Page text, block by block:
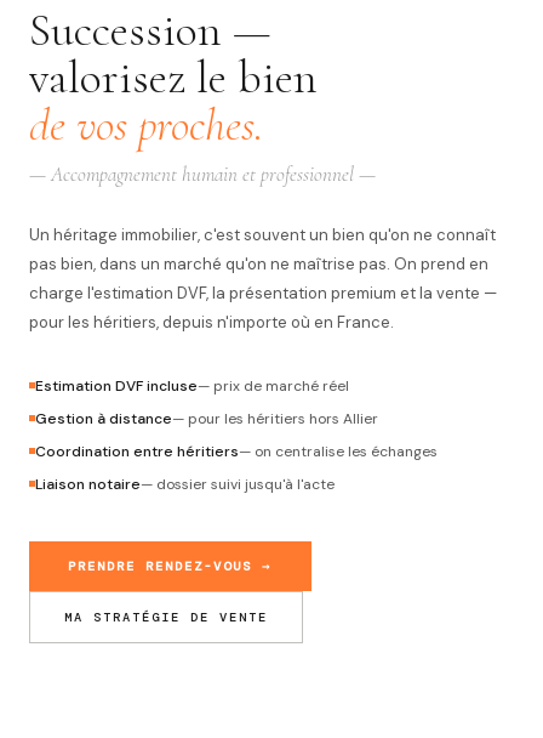
Succession —
valorisez le bien
de vos proches.
— Accompagnement humain et professionnel —
Un héritage immobilier, c'est souvent un bien qu'on ne connaît
pas bien, dans un marché qu'on ne maîtrise pas. On prend en
charge l'estimation DVF, la présentation premium et la vente —
pour les héritiers, depuis n'importe où en France.
Estimation DVF incluse— prix de marché réel
Gestion à distance— pour les héritiers hors Allier
Coordination entre héritiers— on centralise les échanges
Liaison notaire— dossier suivi jusqu'à l'acte
PRENDRE RENDEZ-VOUS →
MA STRATÉGIE DE VENTE